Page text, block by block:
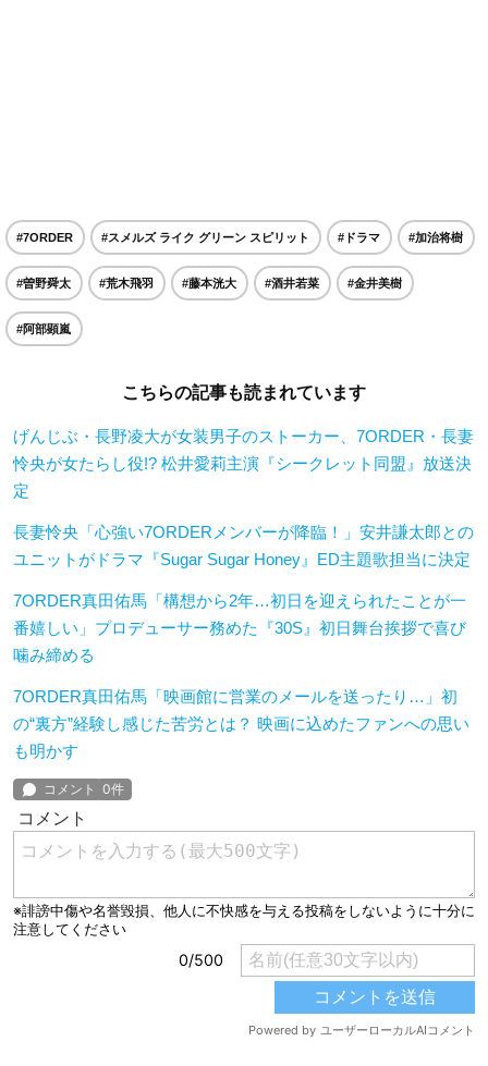
#7ORDER #スメルズ ライク グリーン スピリット #ドラマ #加治将樹
#曽野舜太 #荒木飛羽 #藤本洸大 #酒井若菜 #金井美樹
#阿部顕嵐
こちらの記事も読まれています
げんじぶ・長野凌大が女装男子のストーカー、7ORDER・長妻
怜央が女たらし役!? 松井愛莉主演『シークレット同盟』放送決
定
長妻怜央「心強い7ORDERメンバーが降臨！」安井謙太郎との
ユニットがドラマ『Sugar Sugar Honey』ED主題歌担当に決定
7ORDER真田佑馬「構想から2年…初日を迎えられたことが一
番嬉しい」プロデューサー務めた『30S』初日舞台挨拶で喜び
噛み締める
7ORDER真田佑馬「映画館に営業のメールを送ったり…」初
の“裏方”経験し感じた苦労とは？ 映画に込めたファンへの思い
も明かす